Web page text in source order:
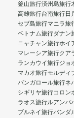
釜山旅行済州島旅行
高雄旅行台南旅行日
セブ島旅行マニラ旅
ベトナム旅行ダナン
ニャチャン旅行ホイ
マレーシア旅行クア
ランカウイ旅行ジョ
マカオ旅行モルディ
バンガロール旅行ネ
シギリヤ旅行コロン
ラオス旅行ルアンパ
ブルネイ旅行バンダ